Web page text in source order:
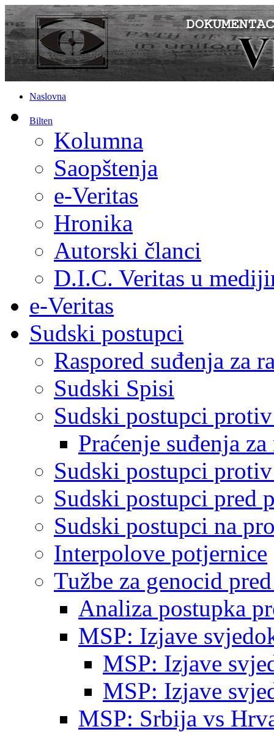
Naslovna
Bilten
Kolumna
Saopštenja
e-Veritas
Hronika
Autorski članci
D.I.C. Veritas u
e-Veritas
Sudski postupci
Raspored suđenja za
Sudski Spisi
Sudski postupci
Praćenje suđenja
Sudski postupci
Sudski postupci pred
Sudski postupci na
Interpolove potjernice
Tužbe za genocid
Analiza postupka
MSP: Izjave
MSP: Izjave
MSP: Izjave
MSP: Srbija vs